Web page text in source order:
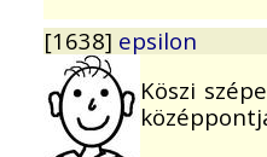
[1638] epsilon
Köszi